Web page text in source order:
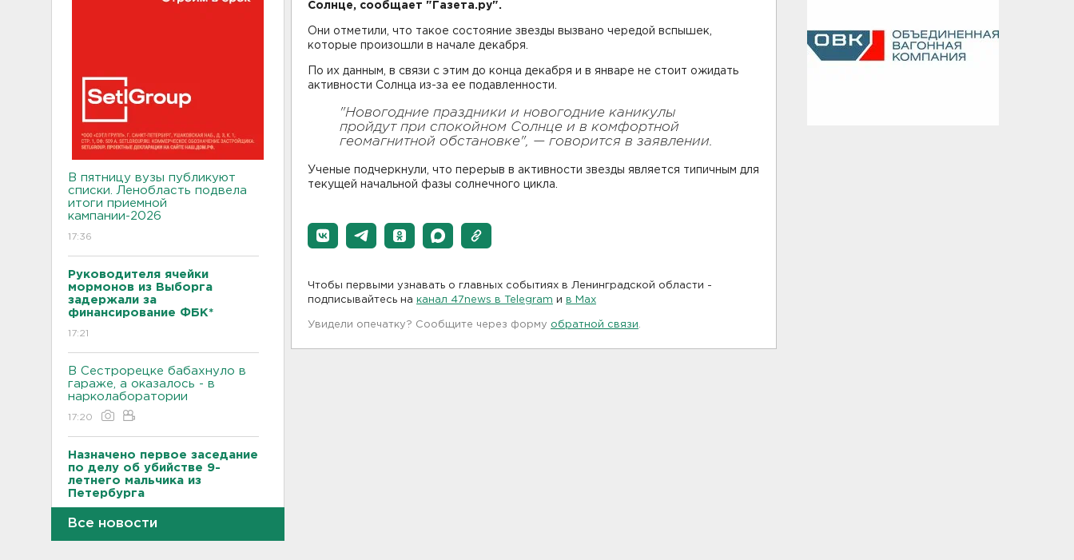
В пятницу вузы публикуют
списки. Ленобласть подвела
итоги приемной
кампании-2026
17:36
Руководителя ячейки
мормонов из Выборга
задержали за
финансирование ФБК*
17:21
В Сестрорецке бабахнуло в
гараже, а оказалось - в
нарколаборатории
17:20
Назначено первое заседание
по делу об убийстве 9-
летнего мальчика из
Петербурга
Все новости
Солнце, сообщает "Газета.ру".
Они отметили, что такое состояние звезды вызвано чередой вспышек,
которые произошли в начале декабря.
По их данным, в связи с этим до конца декабря и в январе не стоит ожидать
активности Солнца из-за ее подавленности.
"Новогодние праздники и новогодние каникулы
пройдут при спокойном Солнце и в комфортной
геомагнитной обстановке", — говорится в заявлении.
Ученые подчеркнули, что перерыв в активности звезды является типичным для
текущей начальной фазы солнечного цикла.
Чтобы первыми узнавать о главных событиях в Ленинградской области -
подписывайтесь на канал 47news в Telegram и в Maх
Увидели опечатку? Сообщите через форму обратной связи